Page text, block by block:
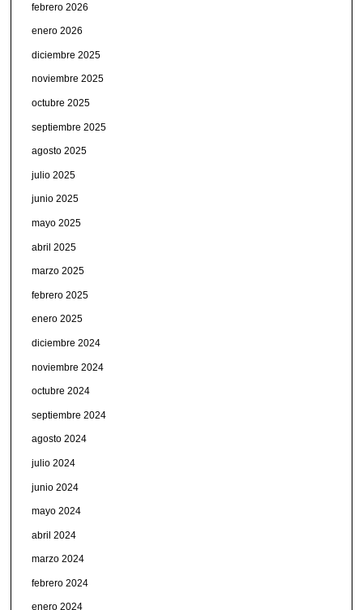
febrero 2026
enero 2026
diciembre 2025
noviembre 2025
octubre 2025
septiembre 2025
agosto 2025
julio 2025
junio 2025
mayo 2025
abril 2025
marzo 2025
febrero 2025
enero 2025
diciembre 2024
noviembre 2024
octubre 2024
septiembre 2024
agosto 2024
julio 2024
junio 2024
mayo 2024
abril 2024
marzo 2024
febrero 2024
enero 2024